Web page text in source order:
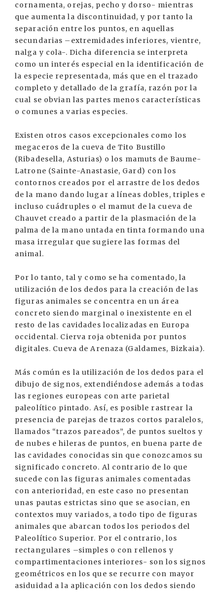
cornamenta, orejas, pecho y dorso- mientras
que aumenta la discontinuidad, y por tanto la
separación entre los puntos, en aquellas
secundarias –extremidades inferiores, vientre,
nalga y cola-. Dicha diferencia se interpreta
como un interés especial en la identificación de
la especie representada, más que en el trazado
completo y detallado de la grafía, razón por la
cual se obvian las partes menos características
o comunes a varias especies.
Existen otros casos excepcionales como los
megaceros de la cueva de Tito Bustillo
(Ribadesella, Asturias) o los mamuts de Baume-
Latrone (Sainte-Anastasie, Gard) con los
contornos creados por el arrastre de los dedos
de la mano dando lugar a líneas dobles, triples e
incluso cuádruples o el mamut de la cueva de
Chauvet creado a partir de la plasmación de la
palma de la mano untada en tinta formando una
masa irregular que sugiere las formas del
animal.
Por lo tanto, tal y como se ha comentado, la
utilización de los dedos para la creación de las
figuras animales se concentra en un área
concreto siendo marginal o inexistente en el
resto de las cavidades localizadas en Europa
occidental. Cierva roja obtenida por puntos
digitales. Cueva de Arenaza (Galdames, Bizkaia).
Más común es la utilización de los dedos para el
dibujo de signos, extendiéndose además a todas
las regiones europeas con arte parietal
paleolítico pintado. Así, es posible rastrear la
presencia de parejas de trazos cortos paralelos,
llamados “trazos pareados”, de puntos sueltos y
de nubes e hileras de puntos, en buena parte de
las cavidades conocidas sin que conozcamos su
significado concreto. Al contrario de lo que
sucede con las figuras animales comentadas
con anterioridad, en este caso no presentan
unas pautas estrictas sino que se asocian, en
contextos muy variados, a todo tipo de figuras
animales que abarcan todos los periodos del
Paleolítico Superior. Por el contrario, los
rectangulares –simples o con rellenos y
compartimentaciones interiores- son los signos
geométricos en los que se recurre con mayor
asiduidad a la aplicación con los dedos siendo